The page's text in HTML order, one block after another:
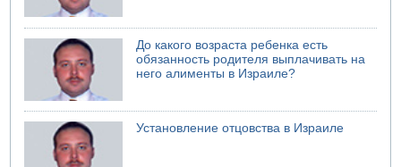
До какого возраста ребенка есть
обязанность родителя выплачивать на
него алименты в Израиле?
Установление отцовства в Израиле